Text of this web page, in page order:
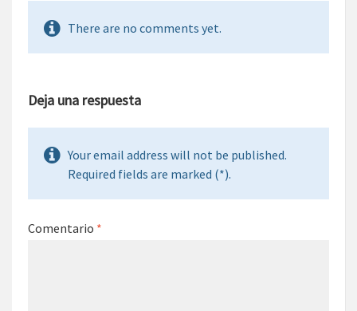
There are no comments yet.
Deja una respuesta
Your email address will not be published.
Required fields are marked (*).
Comentario *